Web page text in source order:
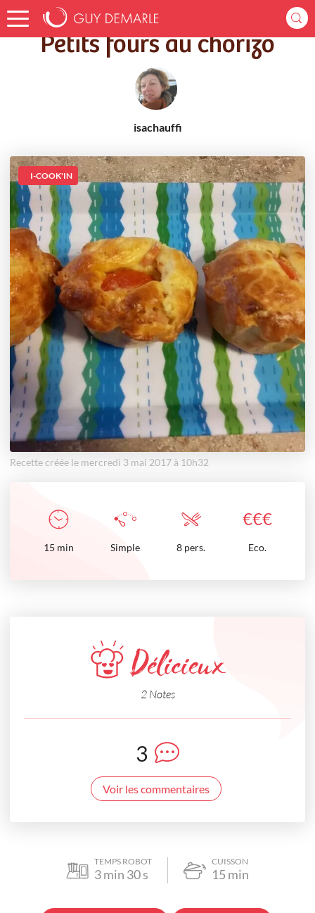
Accueil Recettes Petits fours au chorizo
Petits fours au chorizo
isachauffi
I-COOK'IN
Recette créée le mercredi 3 mai 2017 à 10h32
€€€
15 min Simple 8 pers. Eco.
Délicieux
2 Notes
3
Voir les commentaires
TEMPS ROBOT
3min 30s
CUISSON
15 min